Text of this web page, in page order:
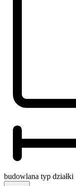
budowlana typ działki